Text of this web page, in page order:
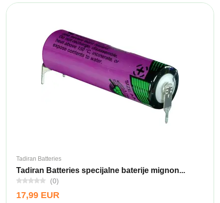
Tadiran Batteries
Tadiran Batteries specijalne baterije mignon...
(0)
17,99 EUR